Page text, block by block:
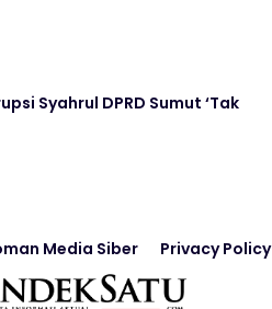
Syahrul DPRD Sumut ‘Tak
Media Siber Privacy Policy